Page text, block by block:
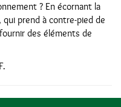
? En écornant la
prend à contre-pied de
des éléments de